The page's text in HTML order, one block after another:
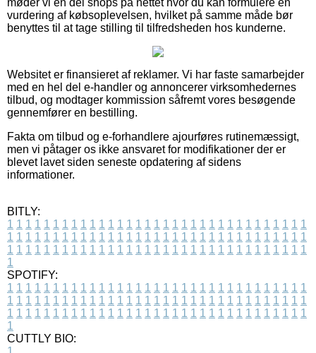
vurdering af købsoplevelsen, hvilket på samme måde bør
benyttes til at tage stilling til tilfredsheden hos kunderne.
Websitet er finansieret af reklamer. Vi har faste samarbejder
med en hel del e-handler og annoncerer virksomhedernes
tilbud, og modtager kommission såfremt vores besøgende
gennemfører en bestilling.
Fakta om tilbud og e-forhandlere ajourføres rutinemæssigt,
men vi påtager os ikke ansvaret for modifikationer der er
blevet lavet siden seneste opdatering af sidens
informationer.
BITLY:
1 1 1 1 1 1 1 1 1 1 1 1 1 1 1 1 1 1 1 1 1 1 1 1 1 1 1 1 1 1 1 1 1
1 1 1 1 1 1 1 1 1 1 1 1 1 1 1 1 1 1 1 1 1 1 1 1 1 1 1 1 1 1 1 1 1
1 1 1 1 1 1 1 1 1 1 1 1 1 1 1 1 1 1 1 1 1 1 1 1 1 1 1 1 1 1 1 1 1
1
SPOTIFY:
1 1 1 1 1 1 1 1 1 1 1 1 1 1 1 1 1 1 1 1 1 1 1 1 1 1 1 1 1 1 1 1 1
1 1 1 1 1 1 1 1 1 1 1 1 1 1 1 1 1 1 1 1 1 1 1 1 1 1 1 1 1 1 1 1 1
1 1 1 1 1 1 1 1 1 1 1 1 1 1 1 1 1 1 1 1 1 1 1 1 1 1 1 1 1 1 1 1 1
1
CUTTLY BIO: